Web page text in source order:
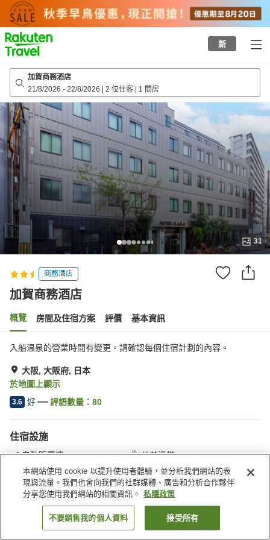
to
top
page
新
加賀商務酒店
21/8/2026 - 22/8/2026 | 2 位住客 | 1 間房
31
商務酒店
加賀商務酒店
概覽 房間及住宿方案 評價 基本資訊
入船温泉的營業時間有變更。請確認每個住宿計劃的內容。
大阪, 大阪府, 日本
於地圖上顯示
3.6 好 評語數量： 80
住宿設施
自動販賣機
公共澡堂
收費洗衣房
主頁 日本 大阪府 大阪 加賀商務酒店
找客房
本網站使用 cookie 以提升使用者體驗，並分析我們網站的表
現與流量。我們也會向我們的社群媒體、廣告和分析合作夥伴
分享您使用我們網站的相關資訊。
私隱政策
不要銷售我的個人資料 接受所有